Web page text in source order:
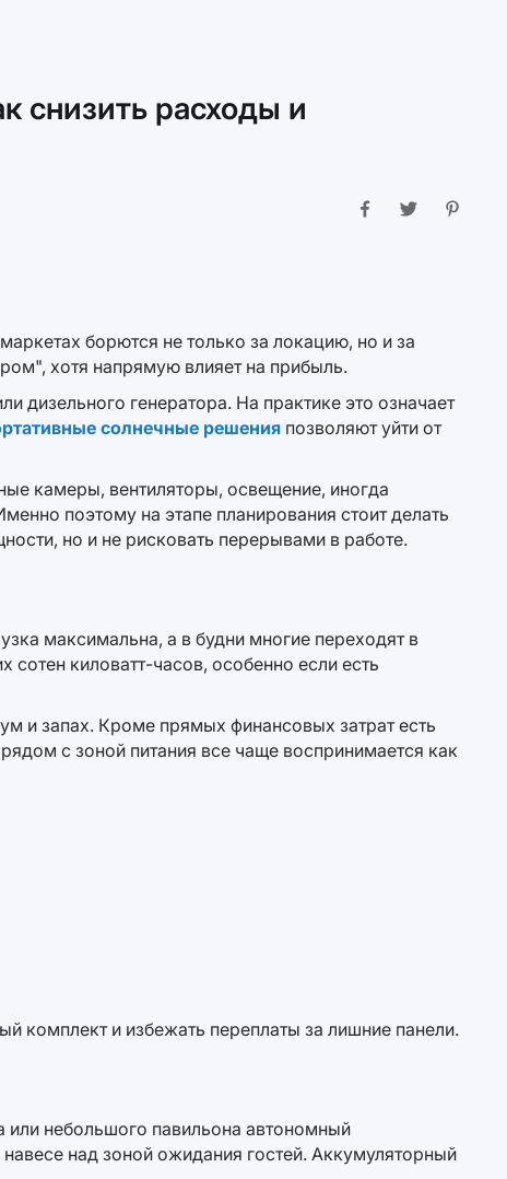
снизить расходы и
борются не только за локацию, но и за
хотя напрямую влияет на прибыль.
дизельного генератора. На практике это означает
солнечные решения позволяют уйти от
камеры, вентиляторы, освещение, иногда
поэтому на этапе планирования стоит делать
но и не рисковать перерывами в работе.
максимальна, а в будни многие переходят в
киловатт-часов, особенно если есть
и запах. Кроме прямых финансовых затрат есть
с зоной питания все чаще воспринимается как
комплект и избежать переплаты за лишние панели.
или небольшого павильона автономный
над зоной ожидания гостей. Аккумуляторный